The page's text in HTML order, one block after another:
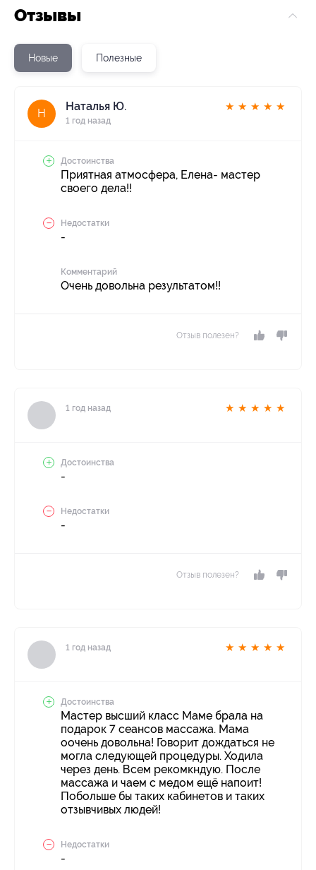
Отзывы
Новые Полезные
Н
Наталья Ю.
1 год назад
★ ★ ★ ★ ★
Достоинства
Приятная атмосфера, Елена- мастер
своего дела!!
Недостатки
-
Комментарий
Очень довольна результатом!!
Отзыв полезен?
1 год назад ★ ★ ★ ★ ★
Достоинства
-
Недостатки
-
Отзыв полезен?
1 год назад ★ ★ ★ ★ ★
Достоинства
Мастер высший класс Маме брала на
подарок 7 сеансов массажа. Мама
оочень довольна! Говорит дождаться не
могла следующей процедуры. Ходила
через день. Всем рекомкндую. После
массажа и чаем с медом ещё напоит!
Побольше бы таких кабинетов и таких
отзывчивых людей!
Недостатки
-